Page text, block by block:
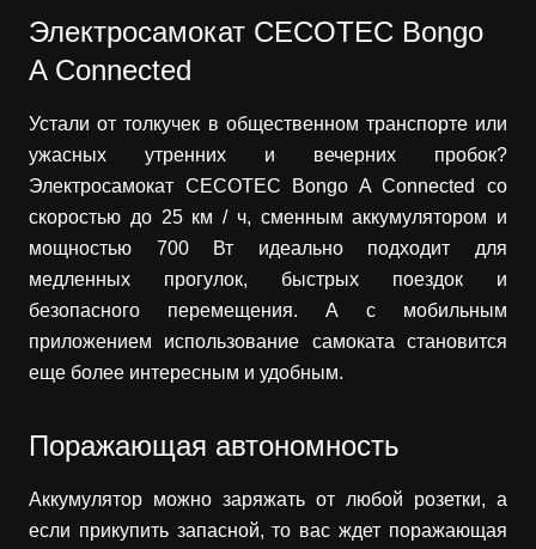
Электросамокат CECOTEC Bongo
A Connected
Устали от толкучек в общественном транспорте или
ужасных утренних и вечерних пробок?
Электросамокат CECOTEC Bongo A Connected со
скоростью до 25 км / ч, сменным аккумулятором и
мощностью 700 Вт идеально подходит для
медленных прогулок, быстрых поездок и
безопасного перемещения. А с мобильным
приложением использование самоката становится
еще более интересным и удобным.
Поражающая автономность
Аккумулятор можно заряжать от любой розетки, а
если прикупить запасной, то вас ждет поражающая